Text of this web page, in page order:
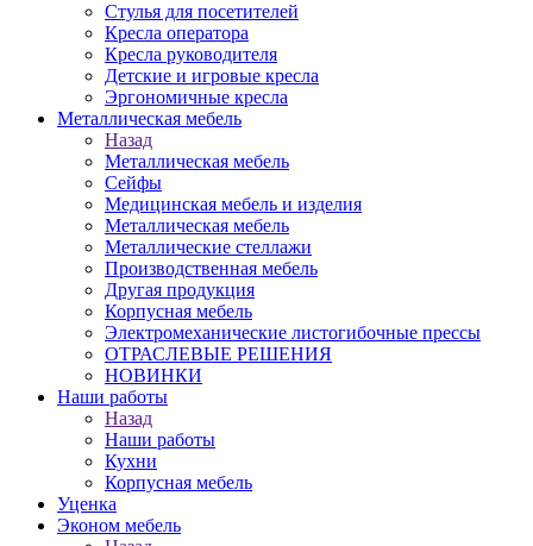
Стулья для посетителей
Кресла оператора
Кресла руководителя
Детские и игровые кресла
Эргономичные кресла
Металлическая мебель
Назад
Металлическая мебель
Сейфы
Медицинская мебель и изделия
Металлическая мебель
Металлические стеллажи
Производственная мебель
Другая продукция
Корпусная мебель
Электромеханические листогибочные прессы
ОТРАСЛЕВЫЕ РЕШЕНИЯ
НОВИНКИ
Наши работы
Назад
Наши работы
Кухни
Корпусная мебель
Уценка
Эконом мебель